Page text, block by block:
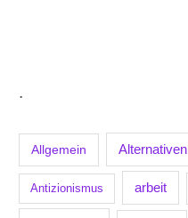
.
Allgemein Alternativen
Antizionismus arbeit